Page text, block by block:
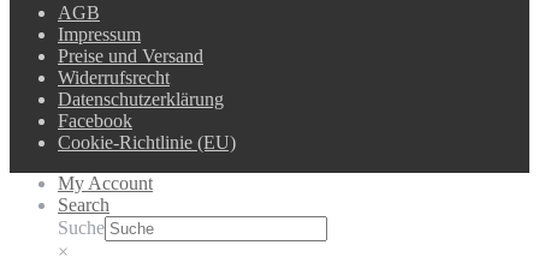
AGB
Impressum
Preise und Versand
Widerrufsrecht
Datenschutzerklärung
Facebook
Cookie-Richtlinie (EU)
My Account
Search
Suche
×